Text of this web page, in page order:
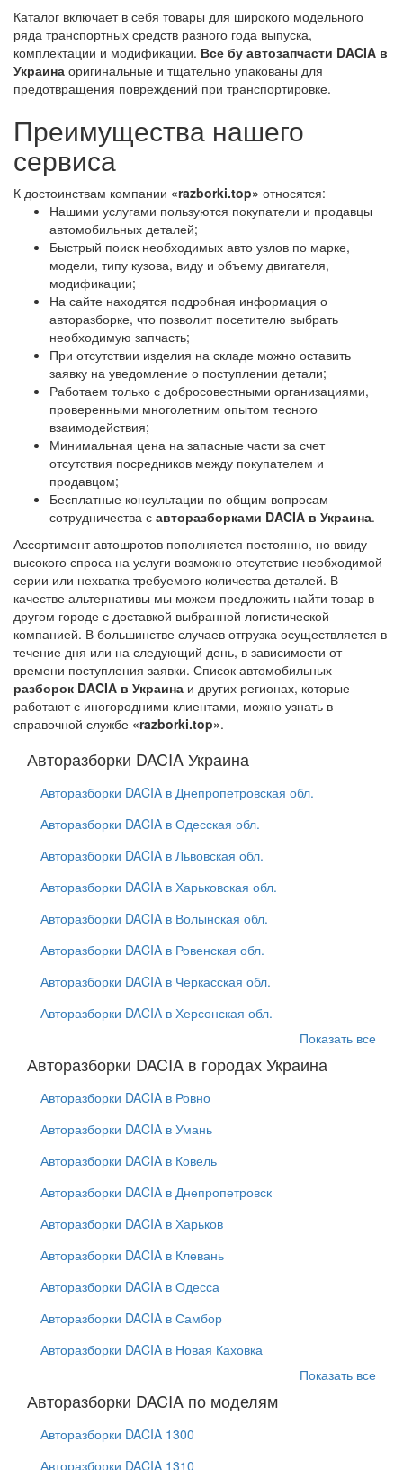
Каталог включает в себя товары для широкого модельного
ряда транспортных средств разного года выпуска,
комплектации и модификации. Все бу автозапчасти DACIA в
Украина оригинальные и тщательно упакованы для
предотвращения повреждений при транспортировке.
Преимущества нашего
сервиса
К достоинствам компании «razborki.top» относятся:
Нашими услугами пользуются покупатели и продавцы
автомобильных деталей;
Быстрый поиск необходимых авто узлов по марке,
модели, типу кузова, виду и объему двигателя,
модификации;
На сайте находятся подробная информация о
авторазборке, что позволит посетителю выбрать
необходимую запчасть;
При отсутствии изделия на складе можно оставить
заявку на уведомление о поступлении детали;
Работаем только с добросовестными организациями,
проверенными многолетним опытом тесного
взаимодействия;
Минимальная цена на запасные части за счет
отсутствия посредников между покупателем и
продавцом;
Бесплатные консультации по общим вопросам
сотрудничества с авторазборками DACIA в Украина.
Ассортимент автошротов пополняется постоянно, но ввиду
высокого спроса на услуги возможно отсутствие необходимой
серии или нехватка требуемого количества деталей. В
качестве альтернативы мы можем предложить найти товар в
другом городе с доставкой выбранной логистической
компанией. В большинстве случаев отгрузка осуществляется в
течение дня или на следующий день, в зависимости от
времени поступления заявки. Список автомобильных
разборок DACIA в Украина и других регионах, которые
работают с иногородними клиентами, можно узнать в
справочной службе «razborki.top».
Авторазборки DACIA Украина
Авторазборки DACIA в Днепропетровская обл.
Авторазборки DACIA в Одесская обл.
Авторазборки DACIA в Львовская обл.
Авторазборки DACIA в Харьковская обл.
Авторазборки DACIA в Волынская обл.
Авторазборки DACIA в Ровенская обл.
Авторазборки DACIA в Черкасская обл.
Авторазборки DACIA в Херсонская обл.
Показать все
Авторазборки DACIA в городах Украина
Авторазборки DACIA в Ровно
Авторазборки DACIA в Умань
Авторазборки DACIA в Ковель
Авторазборки DACIA в Днепропетровск
Авторазборки DACIA в Харьков
Авторазборки DACIA в Клевань
Авторазборки DACIA в Одесса
Авторазборки DACIA в Самбор
Авторазборки DACIA в Новая Каховка
Показать все
Авторазборки DACIA по моделям
Авторазборки DACIA 1300
Авторазборки DACIA 1310